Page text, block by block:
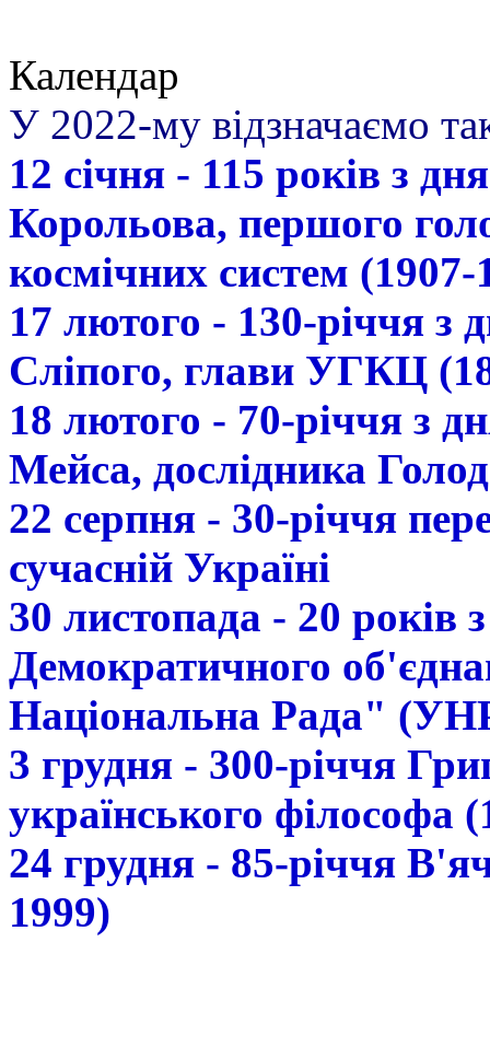
Календар
У 2022-му відзначаємо
12 січня - 115 років з
Корольова, першого
космічних систем (1907-
17 лютого - 130-річчя з
Сліпого, глави УГКЦ
18 лютого - 70-річчя з
Мейса, дослідника
22 серпня - 30-річчя
сучасній Україні
30 листопада - 20 років
Демократичного
Національна Рада"
3 грудня - 300-річчя
українського філософа
24 грудня - 85-річчя
1999)